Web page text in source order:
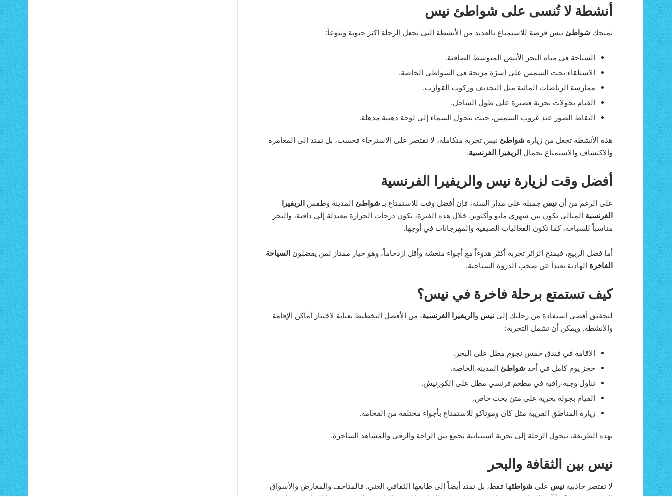
أنشطة لا تُنسى على شواطئ نيس
تمنحك شواطئ نيس فرصة للاستمتاع بالعديد من الأنشطة التي تجعل الرحلة أكثر حيوية وتنوعاً:
السباحة في مياه البحر الأبيض المتوسط الصافية.
الاستلقاء تحت الشمس على أسرّة مريحة في الشواطئ الخاصة.
ممارسة الرياضات المائية مثل التجديف وركوب القوارب.
القيام بجولات بحرية قصيرة على طول الساحل.
التقاط الصور عند غروب الشمس، حيث تتحول السماء إلى لوحة ذهبية مذهلة.
هذه الأنشطة تجعل من زيارة شواطئ نيس تجربة متكاملة، لا تقتصر على الاسترخاء فحسب، بل تمتد إلى المغامرة
والاكتشاف والاستمتاع بجمال الريفيرا الفرنسية.
أفضل وقت لزيارة نيس والريفيرا الفرنسية
على الرغم من أن نيس جميلة على مدار السنة، فإن أفضل وقت للاستمتاع بـ شواطئ المدينة وطقس الريفيرا
الفرنسية المثالي يكون بين شهري مايو وأكتوبر. خلال هذه الفترة، تكون درجات الحرارة معتدلة إلى دافئة، والبحر
مناسباً للسباحة، كما تكون الفعاليات الصيفية والمهرجانات في أوجها.
أما فصل الربيع، فيمنح الزائر تجربة أكثر هدوءاً مع أجواء منعشة وأقل ازدحاماً، وهو خيار ممتاز لمن يفضلون السياحة
الفاخرة الهادئة بعيداً عن صخب الذروة السياحية.
كيف تستمتع برحلة فاخرة في نيس؟
لتحقيق أقصى استفادة من رحلتك إلى نيس والريفيرا الفرنسية، من الأفضل التخطيط بعناية لاختيار أماكن الإقامة
والأنشطة. ويمكن أن تشمل التجربة:
الإقامة في فندق خمس نجوم مطل على البحر.
حجز يوم كامل في أحد شواطئ المدينة الخاصة.
تناول وجبة راقية في مطعم فرنسي مطل على الكورنيش.
القيام بجولة بحرية على متن يخت خاص.
زيارة المناطق القريبة مثل كان وموناكو للاستمتاع بأجواء مختلفة من الفخامة.
بهذه الطريقة، تتحول الرحلة إلى تجربة استثنائية تجمع بين الراحة والرقي والمشاهد الساحرة.
نيس بين الثقافة والبحر
لا تقتصر جاذبية نيس على شواطئها فقط، بل تمتد أيضاً إلى طابعها الثقافي الغني. فالمتاحف والمعارض والأسواق